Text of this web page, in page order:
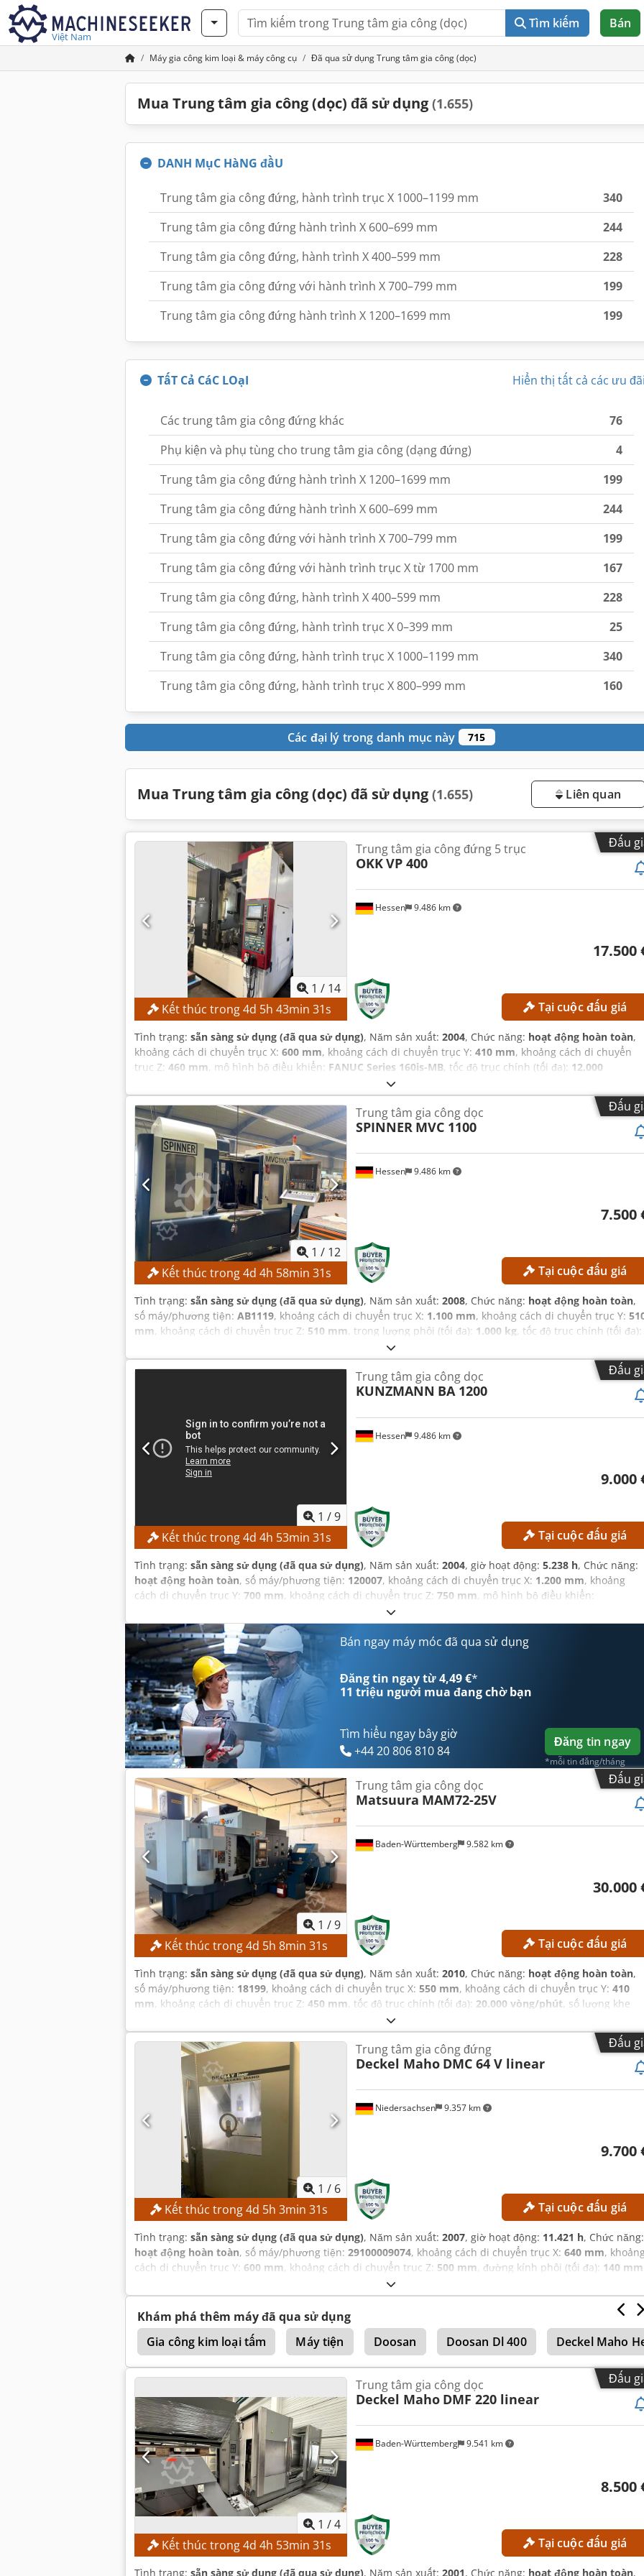
Việt Nam
Tìm kiếm Bán
Máy gia công kim loại & máy công cụ Đã qua sử dụng Trung tâm gia công (dọc)
Mua Trung tâm gia công (dọc) đã sử dụng (1.655)
DANH MụC HàNG đầU
Trung tâm gia công đứng, hành trình trục X 1000–1199 mm
340
Trung tâm gia công đứng hành trình X 600–699 mm
244
Trung tâm gia công đứng, hành trình X 400–599 mm
228
Trung tâm gia công đứng với hành trình X 700–799 mm
199
Trung tâm gia công đứng hành trình X 1200–1699 mm
199
TấT Cả CáC LOạI Hiển thị tất cả các ưu
Các trung tâm gia công đứng khác
76
Phụ kiện và phụ tùng cho trung tâm gia công (dạng đứng)
4
Trung tâm gia công đứng hành trình X 1200–1699 mm
199
Trung tâm gia công đứng hành trình X 600–699 mm
244
Trung tâm gia công đứng với hành trình X 700–799 mm
199
Trung tâm gia công đứng với hành trình trục X từ 1700 mm
167
Trung tâm gia công đứng, hành trình X 400–599 mm
228
Trung tâm gia công đứng, hành trình trục X 0–399 mm
25
Trung tâm gia công đứng, hành trình trục X 1000–1199 mm
340
Trung tâm gia công đứng, hành trình trục X 800–999 mm
160
Các đại lý trong danh mục này 715
Mua Trung tâm gia công (dọc) đã sử dụng (1.655) Liên quan
Đấu
1 / 14
Kết thúc trong4d 5h 43min 30s
Hessen 9.486 km
Trung tâm gia công đứng 5 trục
OKKVP 400
17.500
Tại cuộc đấu giá
Tình trạng: sẵn sàng sử dụng (đã qua sử dụng), Năm sản xuất: 2004, Chức năng: hoạt động hoàn toàn,
khoảng cách di chuyển trục X: 600 mm, khoảng cách di chuyển trục Y: 410 mm, khoảng cách di chuyển
trục Z: 460 mm, mô hình bộ điều khiển: FANUC Series 160is-MB, tốc độ trục chính (tối đa): 12.000
Đấu
1 / 12
Kết thúc trong4d 4h 58min 30s
Hessen 9.486 km
Trung tâm gia công dọc
SPINNER MVC 1100
7.500
Tại cuộc đấu giá
Tình trạng: sẵn sàng sử dụng (đã qua sử dụng), Năm sản xuất: 2008, Chức năng: hoạt động hoàn toàn,
số máy/phương tiện: AB1119, khoảng cách di chuyển trục X: 1.100 mm, khoảng cách di chuyển trục Y:
mm, khoảng cách di chuyển trục Z: 510 mm, trọng lượng phôi (tối đa): 1.000 kg, tốc độ trục chính (tối đa):
, số lượng khe trong băng nạp dụng cụ:
Đấu
1 /9
Kết thúc trong4d 4h 53min 30s
Hessen 9.486 km
Trung tâm gia công dọc
KUNZMANN BA 1200
9.000
Tại cuộc đấu giá
Tình trạng: sẵn sàng sử dụng (đã qua sử dụng), Năm sản xuất: 2004, giờ hoạt động: 5.238 h, Chức năng:
hoạt động hoàn toàn, số máy/phương tiện: 120007, khoảng cách di chuyển trục X: 1.200 mm, khoảng
cách di chuyển trục Y: 700 mm, khoảng cách di chuyển trục Z: 750 mm, mô hình bộ điều khiển:
8.000 vòng/phút
Bán ngay máy móc đã qua sử dụng
Đăng tin ngay từ 4,49 €*
11 triệu người mua đang chờ bạn
Tìm hiểu ngay bây giờ
+44 20 806 810 84
Đăng tin ngay
*mỗi tin đăng/tháng
Đấu
1 /9
Kết thúc trong4d 5h8min30s
Baden-Württemberg 9.582 km
Trung tâm gia công dọc
Matsuura MAM72-25V
30.000
Tại cuộc đấu giá
Tình trạng: sẵn sàng sử dụng (đã qua sử dụng), Năm sản xuất: 2010, Chức năng: hoạt động hoàn toàn,
số máy/phương tiện: 18199, khoảng cách di chuyển trục X: 550 mm, khoảng cách di chuyển trục Y: 410
mm, khoảng cách di chuyển trục Z: 450 mm, tốc độ trục chính (tối đa): 20.000 vòng/phút, số lượng khe
Đấu
1 / 6
Kết thúc trong4d 5h3min30s
Niedersachsen 9.357 km
Trung tâm gia công đứng
Deckel Maho DMC 64 V linear
9.700
Tại cuộc đấu giá
Tình trạng: sẵn sàng sử dụng (đã qua sử dụng), Năm sản xuất: 2007, giờ hoạt động: 11.421 h, Chức năng:
hoạt động hoàn toàn, số máy/phương tiện: 29100009074, khoảng cách di chuyển trục X: 640 mm,
cách di chuyển trục Y: 600 mm, khoảng cách di chuyển trục Z: 500 mm, đường kính phôi (tối đa): 140 mm
, số lượng khe trong băng nạp dụng cụ:
Khám phá thêm máy đã qua sử dụng
Gia công kim loại tấm
Máy tiện Doosan Doosan Dl 400 Deckel Maho
Đấu
1 /4
Kết thúc trong4d 4h 53min 30s
Baden-Württemberg 9.541 km
Trung tâm gia công dọc
Deckel Maho DMF 220 linear
8.500
Tại cuộc đấu giá
Tình trạng: sẵn sàng sử dụng (đã qua sử dụng), Năm sản xuất: 2001, Chức năng: hoạt động hoàn toàn,